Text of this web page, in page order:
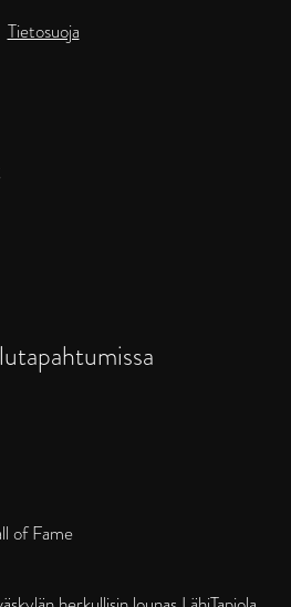
Tietosuoja
of Fame